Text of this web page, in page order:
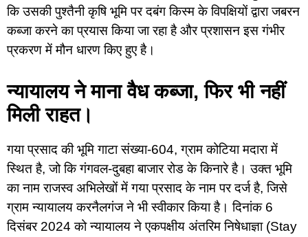
कि उसकी पुश्तैनी कृषि भूमि पर दबंग किस्म के विपक्षियों द्वारा जबरन
कब्जा करने का प्रयास किया जा रहा है और प्रशासन इस गंभीर
प्रकरण में मौन धारण किए हुए है।
न्यायालय ने माना वैध कब्जा, फिर भी नहीं
मिली राहत।
गया प्रसाद की भूमि गाटा संख्या-604, ग्राम कोटिया मदारा में
स्थित है, जो कि गंगवल-दुबहा बाजार रोड के किनारे है। उक्त भूमि
का नाम राजस्व अभिलेखों में गया प्रसाद के नाम पर दर्ज है, जिसे
ग्राम न्यायालय करनैलगंज ने भी स्वीकार किया है। दिनांक 6
दिसंबर 2024 को न्यायालय ने एकपक्षीय अंतरिम निषेधाज्ञा (Stay